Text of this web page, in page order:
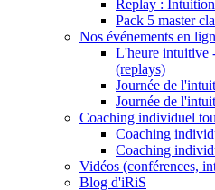
Replay :
Pack 5 master
Nos événements en
L'heure intuitive
(replays)
Journée de
Journée de
Coaching individuel
Coaching
Coaching
Vidéos (conférences,
Blog d'iRiS